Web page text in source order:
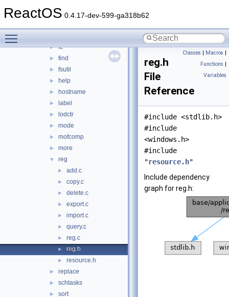
ReactOS 0.4.17-dev-599-ga318b62
► dbgprint
► fc
► find
► fsutil
► help
► hostname
► label
► lodctr
► mode
► mofcomp
► more
▼ reg
► add.c
► copy.c
► delete.c
► export.c
► import.c
► query.c
► reg.c
► reg.h
► resource.h
► replace
► schtasks
► sort
Classes | Macros |
Functions |
Variables
reg.h
File
Reference
#include <stdlib.h>
#include
<windows.h>
#include
"resource.h"
Include dependency
graph for reg.h: